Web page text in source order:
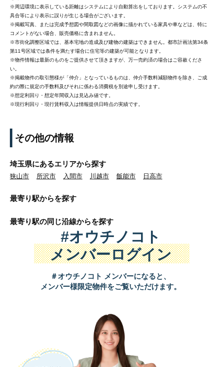
※周辺環境に表示している距離はシステムにより自動算出をしております。システムの不
具合等により表示に誤りが生じる場合がございます。
※掲載写真、または完成予想図や間取図などの画像に描かれている家具や車などは、特に
コメントがない場合、販売価格に含まれません。
※市街化調整区域では、基本宅地の造成及び建物の建築はできません。都市計画法第34条
第11号区域では条件を満たす場合に住宅等の建築が可能となります。
※物件情報は最新のものをご提供させて頂きますが、万一売約済の場合はご容赦くださ
い。
※掲載物件の取引態様が「仲介」となっているものは、仲介手数料減額物件を除き、ご成
約の際に規定の手数料及びそれに係わる消費税を別途申し受けます。
※想定利回り・想定年間収入は見込み値です。
※現行利回り・現行賃料収入は情報提供日時点の実績です。
その他の情報
埼玉県にあるエリアから探す
狭山市 所沢市 入間市 川越市 飯能市 日高市
最寄り駅からを探す
最寄り駅の同じ沿線からを探す
#オウチノコト
メンバーログイン
＃オウチノコト メンバーになると、
メンバー様限定物件をご覧いただけます。